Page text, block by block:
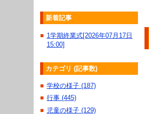
新着記事
■ 1学期終業式[2026年07月17日
15:00]
カテゴリ (記事数)
■ 学校の様子 (187)
■ 行事 (445)
■ 児童の様子 (129)